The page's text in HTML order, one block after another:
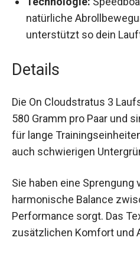
natürliche
unterstützt so dein
Details
580 Gramm pro Paar und
für lange
um auch schwierigen
standzuhalten.
Sie haben eine Sprengung
eine harmonische
und Performance sorgt.
zusätzlichen Komfort und